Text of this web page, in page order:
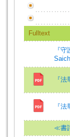
Fulltext
『
『
『
≪書